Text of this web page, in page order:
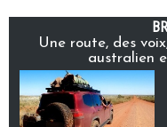
Une route, des
australien